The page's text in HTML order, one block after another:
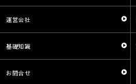
運営会社
基礎知識
お問合せ